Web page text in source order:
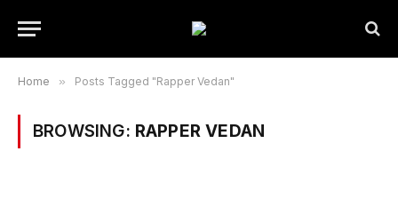
Home » Posts Tagged "Rapper Vedan"
BROWSING: RAPPER VEDAN